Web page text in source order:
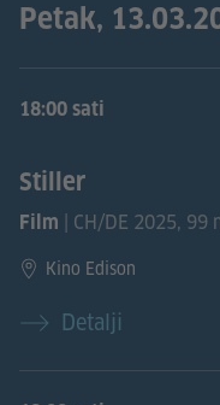
Petak,
18:00 sati
Stiller
Film | CH/DE 2025,
Kino Edison
Detalji